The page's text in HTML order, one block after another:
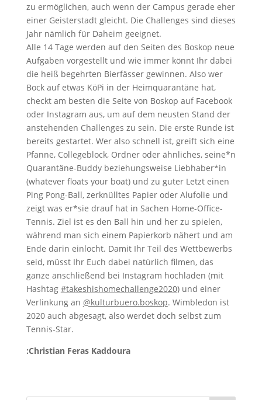
zu ermöglichen, auch wenn der Campus gerade eher
einer Geisterstadt gleicht. Die Challenges sind dieses
Jahr nämlich für Daheim geeignet.
Alle 14 Tage werden auf den Seiten des Boskop neue
Aufgaben vorgestellt und wie immer könnt Ihr dabei
die heiß begehrten Bierfässer gewinnen. Also wer
Bock auf etwas KöPi in der Heimquarantäne hat,
checkt am besten die Seite von Boskop auf Facebook
oder Instagram aus, um auf dem neusten Stand der
anstehenden Challenges zu sein. Die erste Runde ist
bereits gestartet. Wer also schnell ist, greift sich eine
Pfanne, Collegeblock, Ordner oder ähnliches, seine*n
Quarantäne-Buddy beziehungsweise Liebhaber*in
(whatever floats your boat) und zu guter Letzt einen
Ping Pong-Ball, zerknülltes Papier oder Alufolie und
zeigt was er*sie drauf hat in Sachen Home-Office-
Tennis. Ziel ist es den Ball hin und her zu spielen,
während man sich einem Papierkorb nähert und am
Ende darin einlocht. Damit Ihr Teil des Wettbewerbs
seid, müsst Ihr Euch dabei natürlich filmen, das
ganze anschließend bei Instagram hochladen (mit
Hashtag #takeshishomechallenge2020) und einer
Verlinkung an @kulturbuero.boskop. Wimbledon ist
2020 auch abgesagt, also werdet doch selbst zum
Tennis-Star.
:Christian Feras Kaddoura